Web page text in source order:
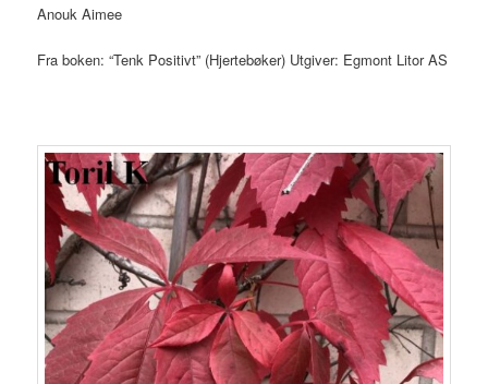
Anouk Aimee
Fra boken: “Tenk Positivt” (Hjertebøker) Utgiver: Egmont Litor AS